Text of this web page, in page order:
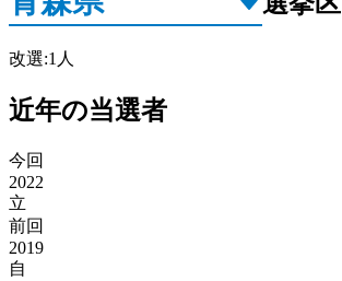
改選:1 人
近年の当選者
今回
2022
立
前回
2019
自